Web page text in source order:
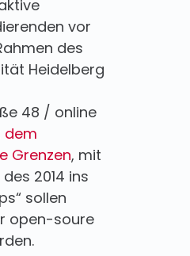
vor
des
Heidelberg
48 / online
dem
Grenzen, mit
2014 ins
sollen
open-soure